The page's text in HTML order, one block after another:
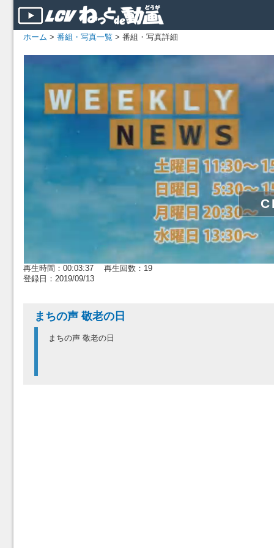
ホーム > 番組・写真一覧 > 番組・写真詳細
再生時間：00:03:37 再生回数：19
登録日：2019/09/13
まちの声 敬老の日
まちの声 敬老の日